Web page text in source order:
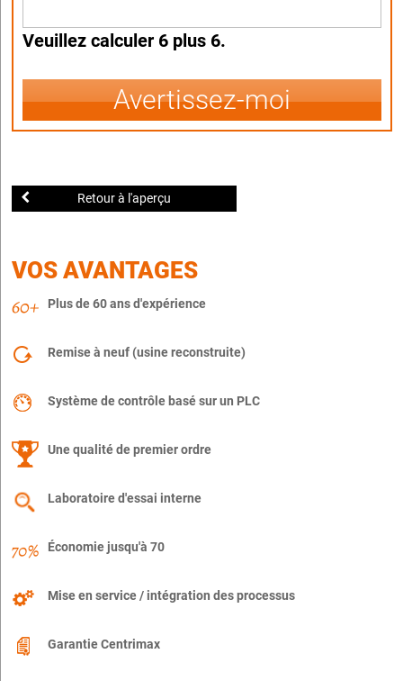
Veuillez calculer 6 plus 6.
Avertissez-moi
Retour à l'aperçu
VOS AVANTAGES
Plus de 60 ans d'expérience
Remise à neuf (usine reconstruite)
Système de contrôle basé sur un PLC
Une qualité de premier ordre
Laboratoire d'essai interne
Économie jusqu'à 70
Mise en service / intégration des processus
Garantie Centrimax